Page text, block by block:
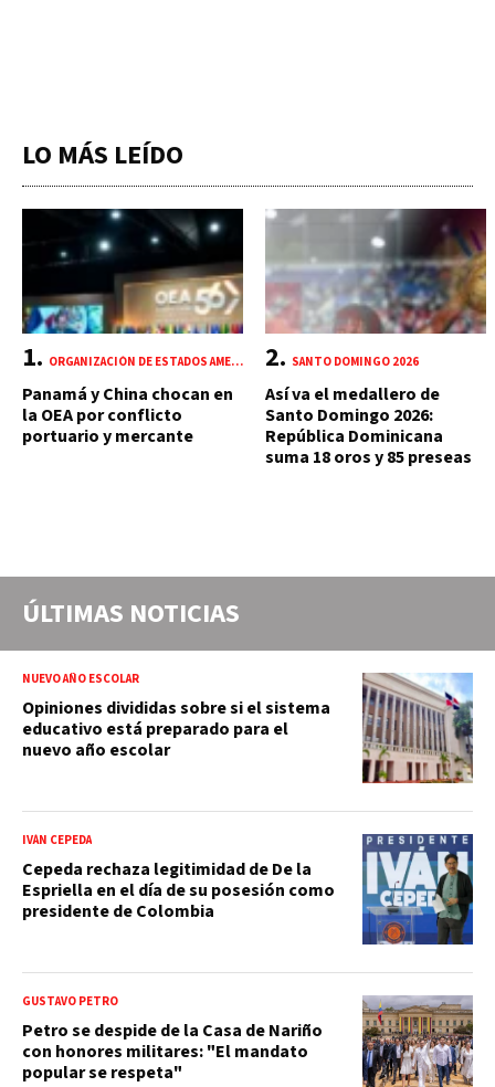
LO MÁS LEÍDO
ORGANIZACIÓN DE ESTADOS AMERICANOS (OEA)
Panamá y China chocan en
la OEA por conflicto
portuario y mercante
SANTO DOMINGO 2026
Así va el medallero de
Santo Domingo 2026:
República Dominicana
suma 18 oros y 85 preseas
ÚLTIMAS NOTICIAS
NUEVO AÑO ESCOLAR
Opiniones divididas sobre si el sistema
educativo está preparado para el
nuevo año escolar
IVÁN CEPEDA
Cepeda rechaza legitimidad de De la
Espriella en el día de su posesión como
presidente de Colombia
GUSTAVO PETRO
Petro se despide de la Casa de Nariño
con honores militares: "El mandato
popular se respeta"